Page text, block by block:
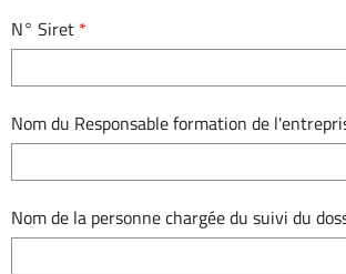
N° Siret *
Nom du Responsable formation de
Nom de la personne chargée du suivi du